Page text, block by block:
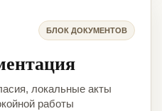
БЛОК ДОКУМЕНТОВ
локальные акты
работы